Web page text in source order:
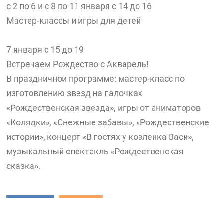
с 2 по 6 и с 8 по 11 января с 14 до 16
Мастер-классы и игры для детей
7 января с 15 до 19
Встречаем Рождество с Акварель!
В праздничной программе: мастер-класс по
изготовлению звезд на палочках
«Рождественская звезда», игры от аниматоров
«Колядки», «Снежные забавы», «Рождественские
истории», концерт «В гостях у козленка Васи»,
музыкальный спектакль «Рождественская
сказка».